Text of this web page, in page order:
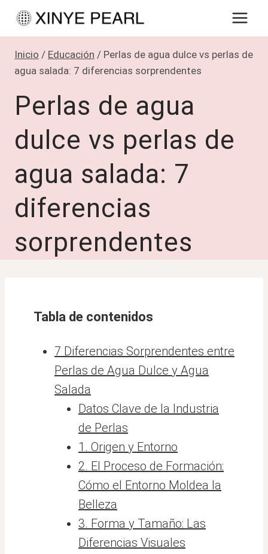
Saltar
contenido
Inicio / Educación / Perlas de agua dulce vs perlas de
agua salada: 7 diferencias sorprendentes
Perlas de agua
dulce vs perlas de
agua salada: 7
diferencias
sorprendentes
Tabla de contenidos
7 Diferencias Sorprendentes entre
Perlas de Agua Dulce y Agua
Salada
Datos Clave de la Industria
de Perlas
1. Origen y Entorno
2. El Proceso de Formación:
Cómo el Entorno Moldea la
Belleza
3. Forma y Tamaño: Las
Diferencias Visuales